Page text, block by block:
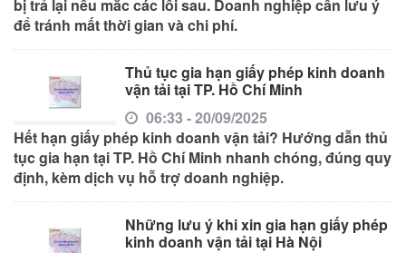
bị trả lại nếu mắc các lỗi sau. Doanh nghiệp cần lưu ý
để tránh mất thời gian và chi phí.
Thủ tục gia hạn giấy phép kinh doanh
vận tải tại TP. Hồ Chí Minh
06:33 - 20/09/2025
Hết hạn giấy phép kinh doanh vận tải? Hướng dẫn thủ
tục gia hạn tại TP. Hồ Chí Minh nhanh chóng, đúng quy
định, kèm dịch vụ hỗ trợ doanh nghiệp.
Những lưu ý khi xin gia hạn giấy phép
kinh doanh vận tải tại Hà Nội